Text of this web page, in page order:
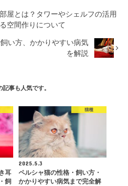
屋とは？タワーやシェルフの活用
空間作りについて
い方、かかりやすい病気
を解説
記事も人気です。
耳
飼
猫種
2025.5.3
ペルシャ猫の性格・飼い方・
かかりやすい病気まで完全解